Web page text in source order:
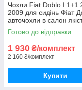
Чохли Fiat Doblo I 1+1
2009 для сидінь Фіат
авточохли в салон
Готово до відправки
1 930 ₴/комплект
2 160 ₴/комплект
Купити